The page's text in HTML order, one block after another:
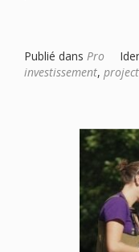
Publié dans Pro
investissement,